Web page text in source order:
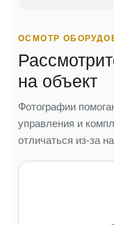
ОСМОТР
на объект
Фотографии
управления и
отличаться из-за